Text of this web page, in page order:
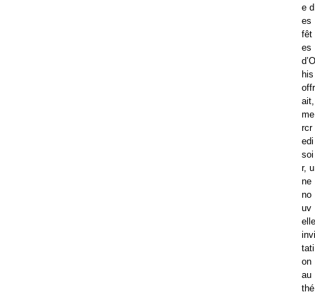
e d
es
fêt
es
d’O
his
offr
ait,
me
rcr
edi
soi
r, u
ne
no
uv
elle
invi
tati
on
au
thé